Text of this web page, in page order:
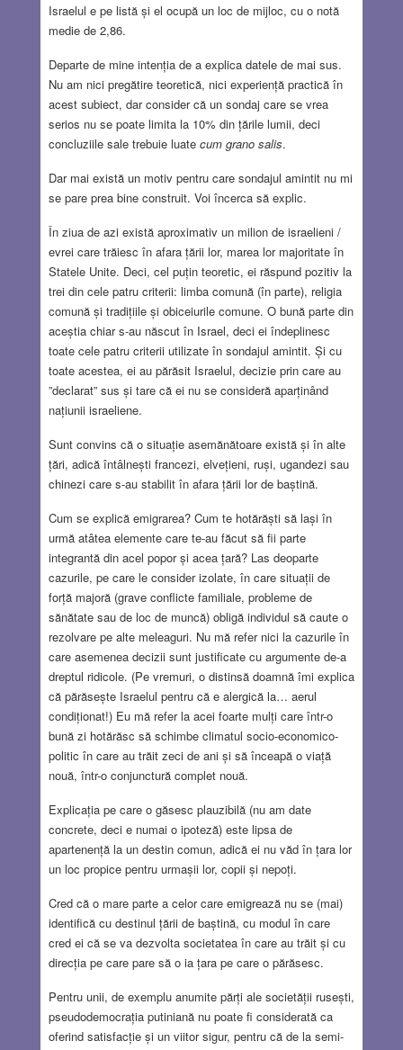
Israelul e pe listă și el ocupă un loc de mijloc, cu o notă
medie de 2,86.
Departe de mine intenția de a explica datele de mai sus.
Nu am nici pregătire teoretică, nici experiență practică în
acest subiect, dar consider că un sondaj care se vrea
serios nu se poate limita la 10% din țările lumii, deci
concluziile sale trebuie luate cum grano salis.
Dar mai există un motiv pentru care sondajul amintit nu mi
se pare prea bine construit. Voi încerca să explic.
În ziua de azi există aproximativ un milion de israelieni /
evrei care trăiesc în afara țării lor, marea lor majoritate în
Statele Unite. Deci, cel puțin teoretic, ei răspund pozitiv la
trei din cele patru criterii: limba comună (în parte), religia
comună și tradițiile și obiceiurile comune. O bună parte din
aceștia chiar s-au născut în Israel, deci ei îndeplinesc
toate cele patru criterii utilizate în sondajul amintit. Și cu
toate acestea, ei au părăsit Israelul, decizie prin care au
”declarat” sus și tare că ei nu se consideră aparținând
națiunii israeliene.
Sunt convins că o situație asemănătoare există și în alte
țări, adică întâlnești francezi, elvețieni, ruși, ugandezi sau
chinezi care s-au stabilit în afara țării lor de baștină.
Cum se explică emigrarea? Cum te hotărăști să lași în
urmă atâtea elemente care te-au făcut să fii parte
integrantă din acel popor și acea țară? Las deoparte
cazurile, pe care le consider izolate, în care situații de
forță majoră (grave conflicte familiale, probleme de
sănătate sau de loc de muncă) obligă individul să caute o
rezolvare pe alte meleaguri. Nu mă refer nici la cazurile în
care asemenea decizii sunt justificate cu argumente de-a
dreptul ridicole. (Pe vremuri, o distinsă doamnă îmi explica
că părăsește Israelul pentru că e alergică la… aerul
condiționat!) Eu mă refer la acei foarte mulți care într-o
bună zi hotărăsc să schimbe climatul socio-economico-
politic în care au trăit zeci de ani și să înceapă o viață
nouă, într-o conjunctură complet nouă.
Explicația pe care o găsesc plauzibilă (nu am date
concrete, deci e numai o ipoteză) este lipsa de
apartenență la un destin comun, adică ei nu văd în țara lor
un loc propice pentru urmașii lor, copii și nepoți.
Cred că o mare parte a celor care emigrează nu se (mai)
identifică cu destinul țării de baștină, cu modul în care
cred ei că se va dezvolta societatea în care au trăit și cu
direcția pe care pare să o ia țara pe care o părăsesc.
Pentru unii, de exemplu anumite părți ale societății rusești,
pseudodemocrația putiniană nu poate fi considerată ca
oferind satisfacție și un viitor sigur, pentru că de la semi-